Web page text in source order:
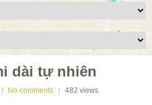
dài tự nhiên
No comments 482 views